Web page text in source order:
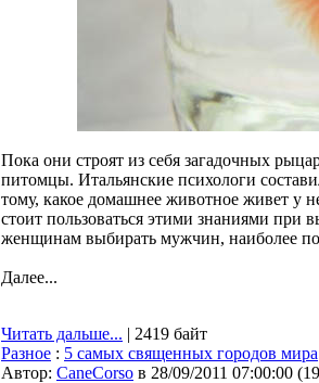
Пока они строят из себя загадочных
питомцы. Итальянские психологи
тому, какое домашнее животное живет у
стоит пользоваться этими знаниями при
женщинам выбирать мужчин, наиболее
Далее...
Читать дальше... | 2419 байт
Разное : 5 самых священных городов мира
Автор: CaneCorso в 28/09/2011 07:00:00 (